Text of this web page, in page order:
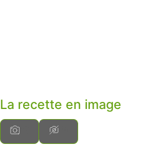
La recette en image